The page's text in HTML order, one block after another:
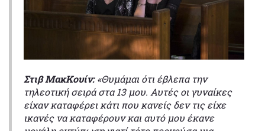
Στιβ ΜακΚουίν:«Θυμάμαι ότι έβλεπα την
τηλεοτική σειρά στα 13 μου. Αυτές οι γυναίκες
είχαν καταφέρει κάτι που κανείς δεν τις είχε
ικανές να καταφέρουν και αυτό μου έκανε